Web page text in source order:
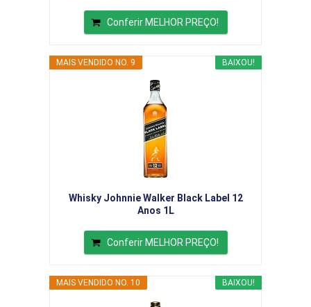
Conferir MELHOR PREÇO!
BAIXOU!
MAIS VENDIDO NO. 9
Whisky Johnnie Walker Black Label 12
Anos 1L
Conferir MELHOR PREÇO!
BAIXOU!
MAIS VENDIDO NO. 10